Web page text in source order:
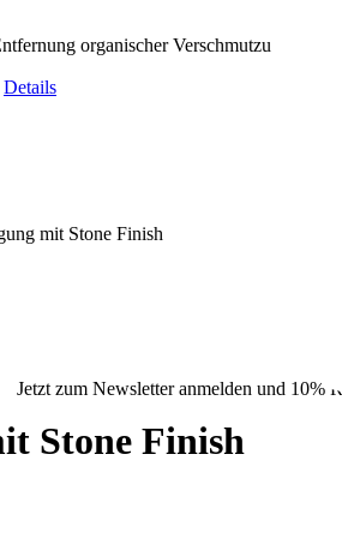
organischer Verschmutzu
Details
Jetzt zum Newsletter anmelden und 10%
Stone Finish